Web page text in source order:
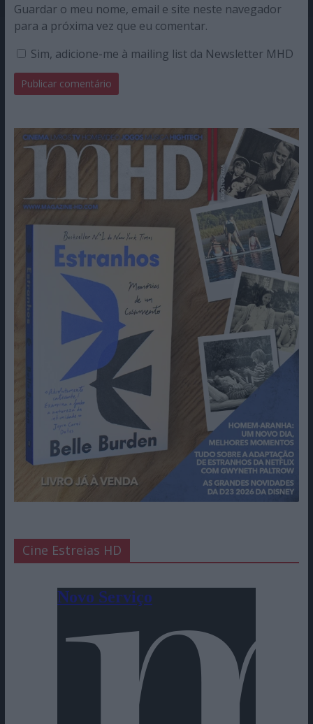
Guardar o meu nome, email e site neste navegador
para a próxima vez que eu comentar.
Sim, adicione-me à mailing list da Newsletter MHD
Cine Estreias HD